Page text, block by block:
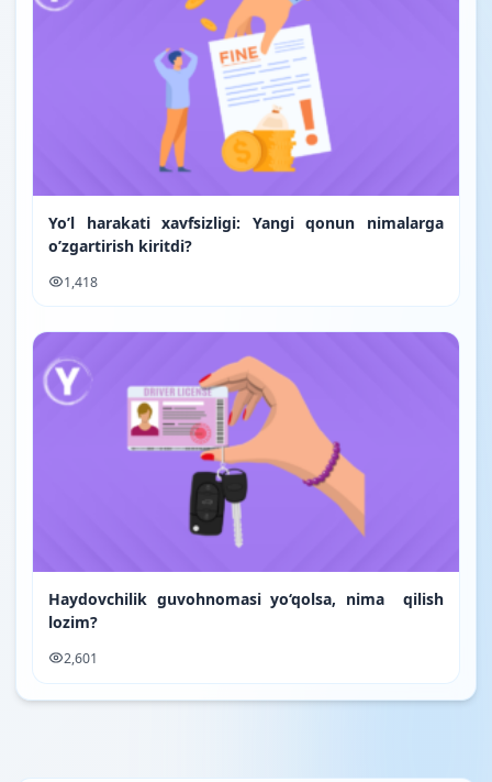
Yo’l harakati xavfsizligi: Yangi qonun nimalarga
o’zgartirish kiritdi?
1,418
Haydovchilik guvohnomasi yo‘qolsa, nima qilish
lozim?
2,601